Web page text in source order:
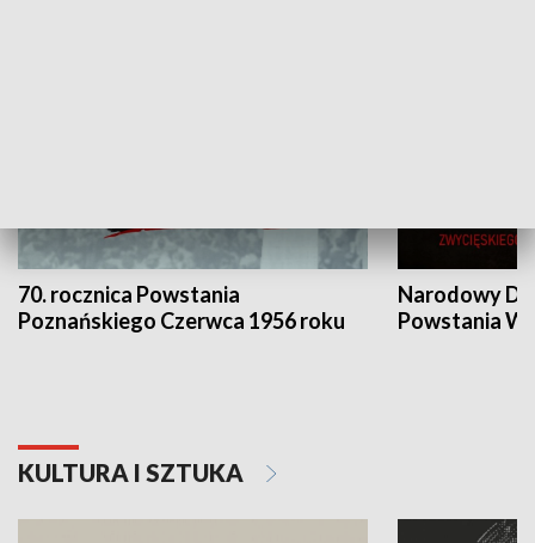
70. rocznica Powstania
Poznańskiego Czerwca 1956 roku
Narodowy
Powstania
KULTURA I SZTUKA